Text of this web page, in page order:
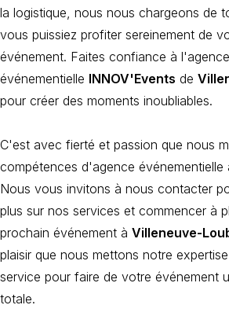
la logistique, nous nous chargeons de
vous puissiez profiter sereinement de
événement. Faites confiance à l'agence
événementielle INNOV'Events de
pour créer des moments inoubliables.
C'est avec fierté et passion que nous
compétences d'agence événementielle
Nous vous invitons à nous contacter
plus sur nos services et commencer à
prochain événement à Villeneuve-
plaisir que nous mettons notre
service pour faire de votre événement
totale.